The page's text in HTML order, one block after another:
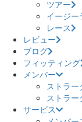
ツアー
イージー
レース
レビュー
ブログ
フィッティング
メンバー
ストラ
ストラ
サービス